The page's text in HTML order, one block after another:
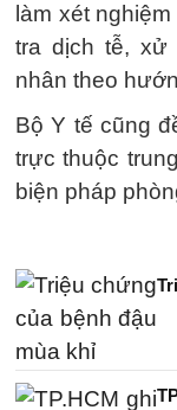
làm xét
tra dịch tễ, xử
nhân theo
Bộ Y tế cũng
trực thuộc
biện pháp